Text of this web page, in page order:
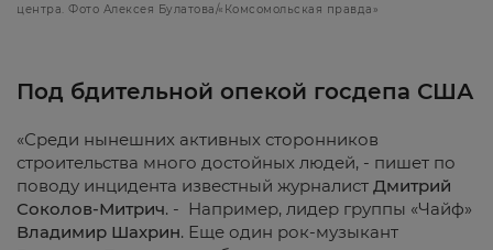
центра. Фото Алексея Булатова/«Комсомольская правда»
Под бдительной опекой госдепа США
«Среди нынешних активных сторонников
строительства много достойных людей, - пишет по
поводу инцидента известный журналист Дмитрий
Соколов-Митрич. - Например, лидер группы «Чайф»
Владимир Шахрин. Еще один рок-музыкант